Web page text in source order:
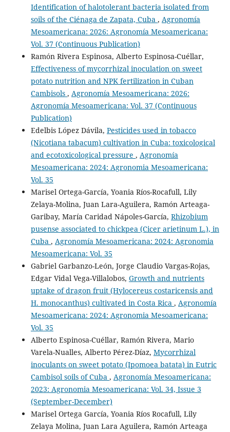
Identification of halotolerant bacteria isolated from
soils of the Ciénaga de Zapata, Cuba , Agronomía
Mesoamericana: 2026: Agronomía Mesoamericana:
Vol. 37 (Continuous Publication)
Ramón Rivera Espinosa, Alberto Espinosa-Cuéllar,
Effectiveness of mycorrhizal inoculation on sweet
potato nutrition and NPK fertilization in Cuban
Cambisols , Agronomía Mesoamericana: 2026:
Agronomía Mesoamericana: Vol. 37 (Continuous
Publication)
Edelbis López Dávila, Pesticides used in tobacco
(Nicotiana tabacum) cultivation in Cuba: toxicological
and ecotoxicological pressure , Agronomía
Mesoamericana: 2024: Agronomia Mesoamericana:
Vol. 35
Marisel Ortega-García, Yoania Ríos-Rocafull, Lily
Zelaya-Molina, Juan Lara-Aguilera, Ramón Arteaga-
Garibay, María Caridad Nápoles-García, Rhizobium
pusense associated to chickpea (Cicer arietinum L.), in
Cuba , Agronomía Mesoamericana: 2024: Agronomia
Mesoamericana: Vol. 35
Gabriel Garbanzo-León, Jorge Claudio Vargas-Rojas,
Edgar Vidal Vega-Villalobos, Growth and nutrients
uptake of dragon fruit (Hylocereus costaricensis and
H. monocanthus) cultivated in Costa Rica , Agronomía
Mesoamericana: 2024: Agronomia Mesoamericana:
Vol. 35
Alberto Espinosa-Cuéllar, Ramón Rivera, Mario
Varela-Nualles, Alberto Pérez-Díaz, Mycorrhizal
inoculants on sweet potato (Ipomoea batata) in Eutric
Cambisol soils of Cuba , Agronomía Mesoamericana:
2023: Agronomia Mesoamericana: Vol. 34, Issue 3
(September-December)
Marisel Ortega García, Yoania Ríos Rocafull, Lily
Zelaya Molina, Juan Lara Aguilera, Ramón Arteaga